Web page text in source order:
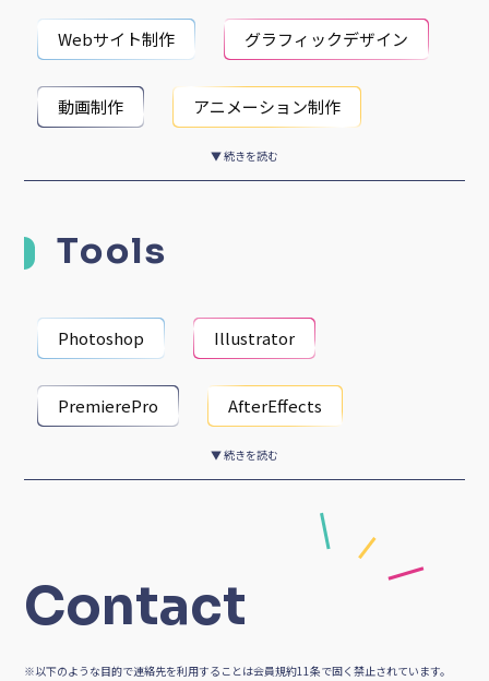
Webサイト制作 グラフィックデザイン
動画制作 アニメーション制作
イラスト・キャラクターデザイン
▼ 続きを読む
Tools
Photoshop Illustrator
PremierePro AfterEffects
Twitter
Facebook Instagram
Wordpress Word Excel
▼ 続きを読む
Contact
※以下のような目的で連絡先を利用することは会員規約11条で固く禁止されています。